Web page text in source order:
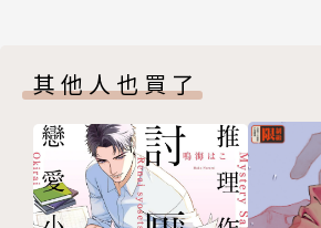
其他人也買了